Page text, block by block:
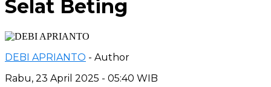
Selat Beting
DEBI APRIANTO - Author
Rabu, 23 April 2025 - 05:40 WIB